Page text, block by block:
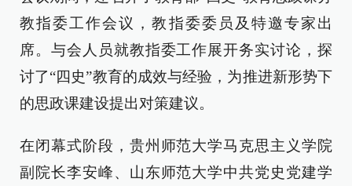
教指委工作会议，教指委委员及特邀专家出
席。与会人员就教指委工作展开务实讨论，探
讨了“四史”教育的成效与经验，为推进新形势下
的思政课建设提出对策建议。
在闭幕式阶段，贵州师范大学马克思主义学院
副院长李安峰、山东师范大学中共党史党建学